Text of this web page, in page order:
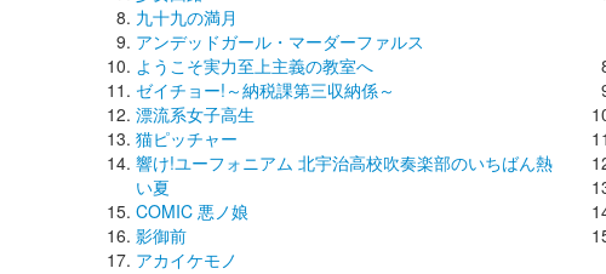
九十九の満月
アンデッドガール・マーダーファルス
ようこそ実力至上主義の教室へ
ゼイチョー!～納税課第三収納係～
漂流系女子高生
猫ピッチャー
響け!ユーフォニアム 北宇治高校吹奏楽部のいちばん熱
い夏
COMIC 悪ノ娘
影御前
アカイケモノ